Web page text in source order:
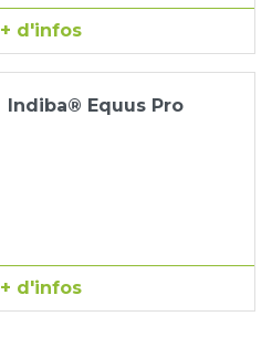
+ d'infos
Indiba® Equus Pro
+ d'infos